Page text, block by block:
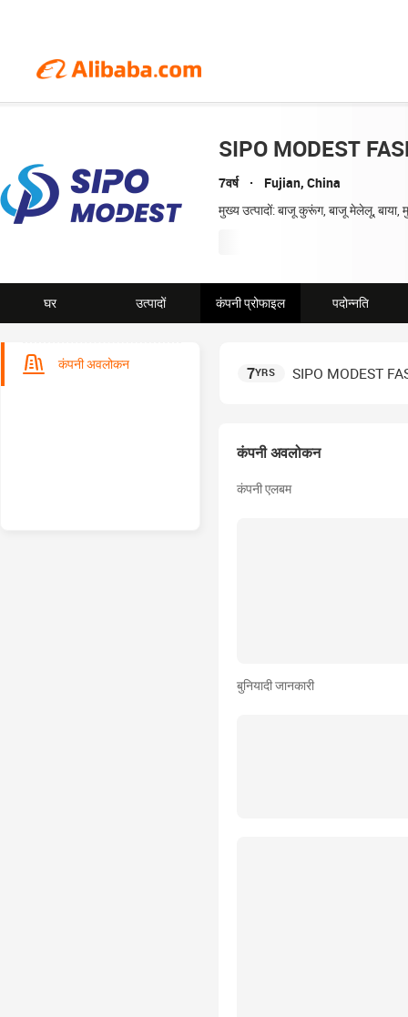
SIPO MODEST
7वर्ष Fujian, China
मुख्य उत्पादों: बाजू कुरूंग, बाजू मेलेलू, बाया,
घर उत्पादों कंपनी प्रोफाइल पदोन्नति
कंपनी अवलोकन 7YRS SIPO MODEST
कंपनी अवलोकन
कंपनी एलबम
बुनियादी जानकारी